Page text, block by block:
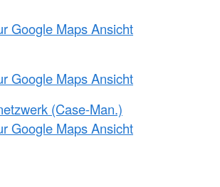
Google Maps Ansicht
Google Maps Ansicht
(Case-Man.)
Google Maps Ansicht